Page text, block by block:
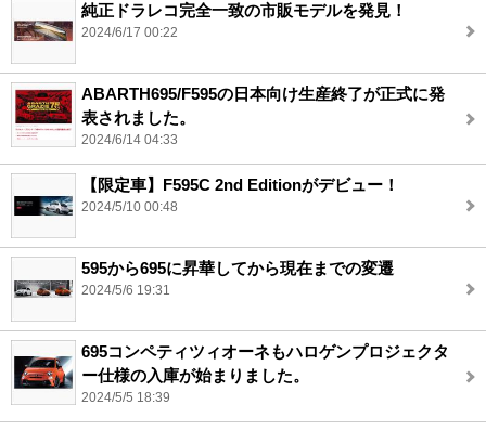
純正ドラレコ完全一致の市販モデルを発見！
2024/6/17 00:22
ABARTH695/F595の日本向け生産終了が正式に発
表されました。
2024/6/14 04:33
【限定車】F595C 2nd Editionがデビュー！
2024/5/10 00:48
595から695に昇華してから現在までの変遷
2024/5/6 19:31
695コンペティツィオーネもハロゲンプロジェクタ
ー仕様の入庫が始まりました。
2024/5/5 18:39